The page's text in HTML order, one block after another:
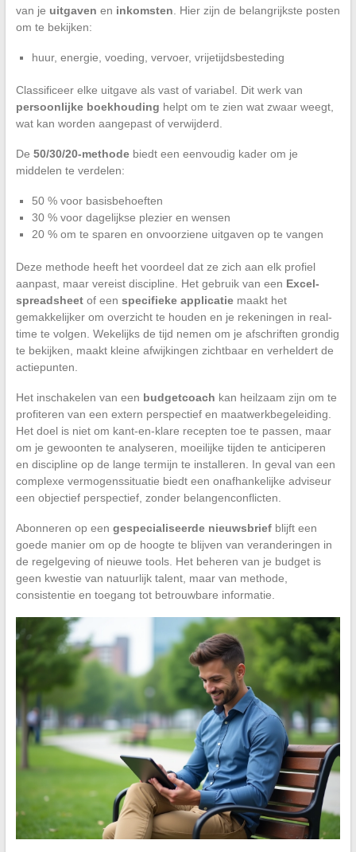
van je uitgaven en inkomsten . Hier zijn de belangrijkste posten
om te bekijken:
huur, energie, voeding, vervoer, vrijetijdsbesteding
Classificeer elke uitgave als vast of variabel. Dit werk van
persoonlijke boekhouding helpt om te zien wat zwaar weegt,
wat kan worden aangepast of verwijderd.
De 50/30/20-methodebiedt een eenvoudig kader om je
middelen te verdelen:
50 % voor basisbehoeften
30 % voor dagelijkse plezier en wensen
20 % om te sparen en onvoorziene uitgaven op te vangen
Deze methode heeft het voordeel dat ze zich aan elk profiel
aanpast, maar vereist discipline. Het gebruik van een Excel-
spreadsheetof een specifieke applicatiemaakt het
gemakkelijker om overzicht te houden en je rekeningen in real-
time te volgen. Wekelijks de tijd nemen om je afschriften grondig
te bekijken, maakt kleine afwijkingen zichtbaar en verheldert de
actiepunten.
Het inschakelen van een budgetcoach kan heilzaam zijn om te
profiteren van een extern perspectief en maatwerkbegeleiding.
Het doel is niet om kant-en-klare recepten toe te passen, maar
om je gewoonten te analyseren, moeilijke tijden te anticiperen
en discipline op de lange termijn te installeren. In geval van een
complexe vermogenssituatie biedt een onafhankelijke adviseur
een objectief perspectief, zonder belangenconflicten.
Abonneren op een gespecialiseerde nieuwsbriefblijft een
goede manier om op de hoogte te blijven van veranderingen in
de regelgeving of nieuwe tools. Het beheren van je budget is
geen kwestie van natuurlijk talent, maar van methode,
consistentie en toegang tot betrouwbare informatie.